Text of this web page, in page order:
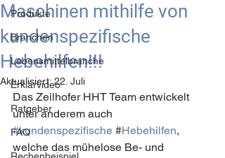
Produkte
Branchen
Lebensmittelbranche
Erklärvideo
Ratgeber
FAQ
Maschinen mithilfe von
kundenspezifische
Hebehilfen!!!
Aktualisiert:22. Juli
Das Zeilhofer HHT Team entwickelt
unter anderem auch
#kundenspezifische #Hebehilfen,
welche das mühelose Be- und